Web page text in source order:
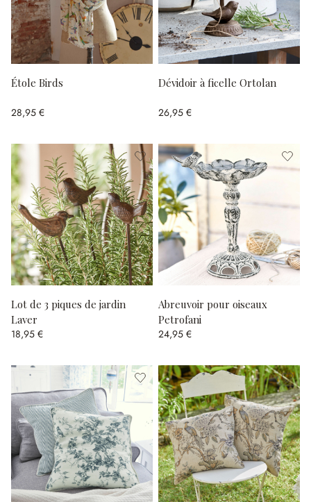
Étole Birds
28,95 €
Dévidoir à ficelle Ortolan
26,95 €
Lot de 3 piques de jardin
Laver
18,95 €
Abreuvoir pour oiseaux
Petrofani
24,95 €